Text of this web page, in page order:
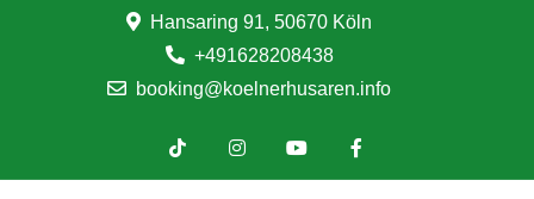
Hansaring 91, 50670 Köln
+491628208438
booking@koelnerhusaren.info